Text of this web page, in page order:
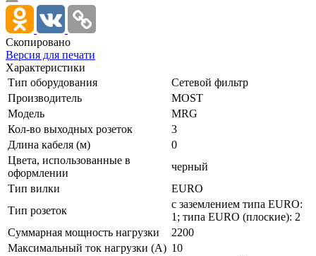
Скопировано
Версия для печати
Характеристики
Тип оборудования
Сетевой фильтр
Производитель
MOST
Модель
MRG
Кол-во выходных розеток
3
Длина кабеля (м)
0
Цвета, использованные в
оформлении
черный
Тип вилки
EURO
Тип розеток
с заземлением типа EURO:
1; типа EURO (плоские): 2
Суммарная мощность нагрузки
2200
Максимальный ток нагрузки (А) 10